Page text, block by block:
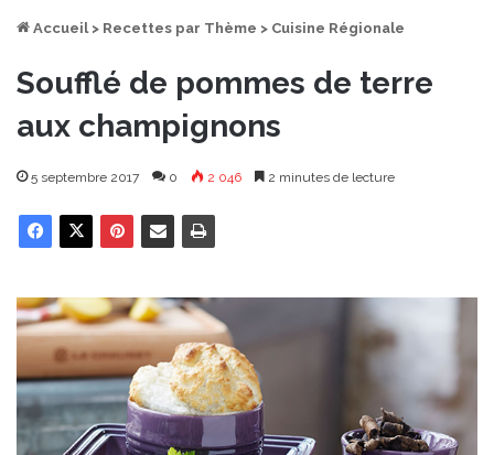
Accueil > Recettes par Thème > Cuisine Régionale
Soufflé de pommes de terre
aux champignons
5 septembre 2017 0 2 046 2 minutes de lecture